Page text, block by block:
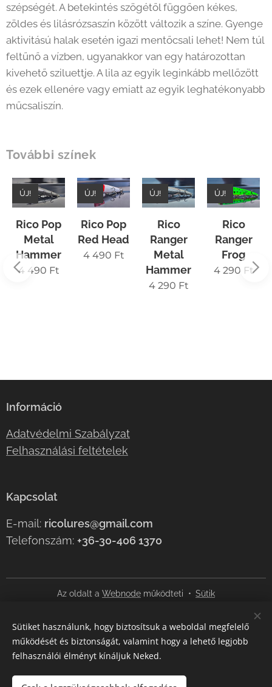
szépségét. A betekintés szögétől függően kékes,
zöldes és lilásrózsaszín között változik a színe. Gyenge
aktivitású halak esetén igazi mentőcsali lehet! Nem túl
feltűnő a vízben, ugyanakkor van egy határozottan
kivehető sziluettje. A lila az egyik leginkább mellőzött
és ezek ellenére vagy emiatt az egyik leghatékonyabb
műcsaliszín.
További színek
Rico Pop
Metal
Hammer
ÚJ!
4 490 Ft
Rico Pop
Red Head
ÚJ!
4 490 Ft
Rico
Ranger
Metal
Hammer
ÚJ!
4 290 Ft
Rico
Ranger
Frog
ÚJ!
4 290 Ft
Információ
Adatvédelmi Szabályzat
Felhasználási feltételek
Kapcsolat
E-mail: ricolures@gmail.com
Telefonszám: +36-30-406 1370
Az oldalt a Webnode működteti Sütik
Magyar
English
Pénznem
Sütiket használunk, hogy biztosítsuk a weboldal megfelelő
működését és biztonságát, valamint hogy a lehető legjobb
felhasználói élményt kínáljuk Neked.